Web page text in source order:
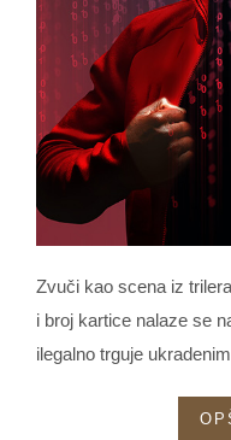
Zvuči kao scena iz
i broj kartice nalaze se
ilegalno trguje